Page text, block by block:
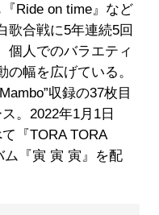
Ride on time』など
歌合戦に5年連続5回
個人でのバラエティ
幅を広げている。
収録の37枚目
。2022年1月1日
『TORA TORA
ム『寅 寅 寅』を配